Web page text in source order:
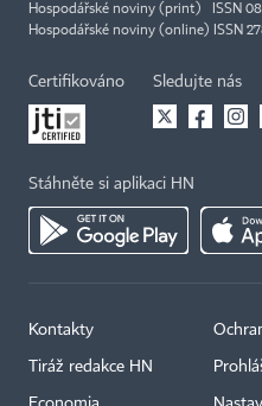
Hospodářské noviny (print) ISSN
Hospodářské noviny (online) ISSN
Certifikováno Sledujte nás
Stáhněte si aplikaci HN
Kontakty
Tiráž redakce HN